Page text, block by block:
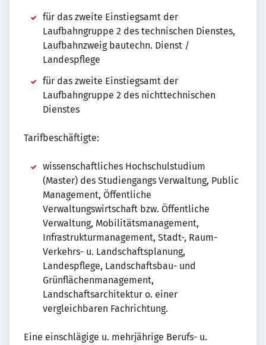
für das zweite Einstiegsamt der
Laufbahngruppe 2 des technischen Dienstes,
Laufbahnzweig bautechn. Dienst /
Landespflege
für das zweite Einstiegsamt der
Laufbahngruppe 2 des nichttechnischen
Dienstes
Tarifbeschäftigte:
wissenschaftliches Hochschulstudium
(Master) des Studiengangs Verwaltung, Public
Management, Öffentliche
Verwaltungswirtschaft bzw. Öffentliche
Verwaltung, Mobilitätsmanagement,
Infrastrukturmanagement, Stadt-, Raum-
Verkehrs- u. Landschaftsplanung,
Landespflege, Landschaftsbau- und
Grünflächenmanagement,
Landschaftsarchitektur o. einer
vergleichbaren Fachrichtung.
Eine einschlägige u. mehrjährige Berufs- u.